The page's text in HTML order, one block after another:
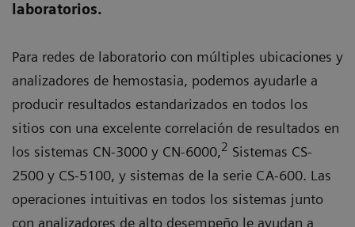
laboratorios.
Para redes de laboratorio con múltiples ubicaciones y
analizadores de hemostasia, podemos ayudarle a
producir resultados estandarizados en todos los
sitios con una excelente correlación de resultados en
los sistemas CN-3000 y CN-6000,2 Sistemas CS-
2500 y CS-5100, y sistemas de la serie CA-600. Las
operaciones intuitivas en todos los sistemas junto
con analizadores de alto desempeño le ayudan a